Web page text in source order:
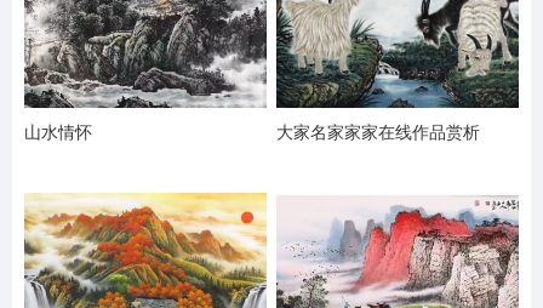
山水情怀 大家名家家家在线作品赏析